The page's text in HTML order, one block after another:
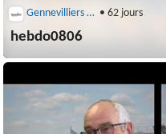
Gennevilliers (92230) • 62 jours
hebdo0806